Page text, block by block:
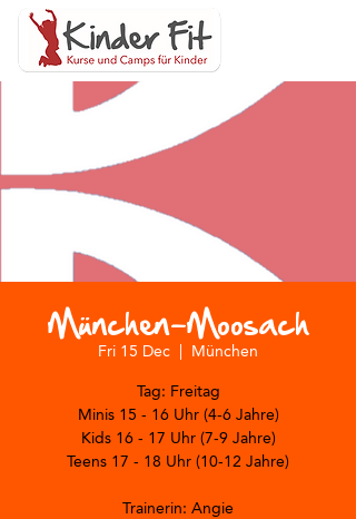
München-Moosach
Fri 15 Dec München
Tag: Freitag
Minis 15 - 16 Uhr (4-6 Jahre)
Kids 16 - 17 Uhr (7-9 Jahre)
Teens 17 - 18 Uhr (10-12 Jahre)
Trainerin: Angie